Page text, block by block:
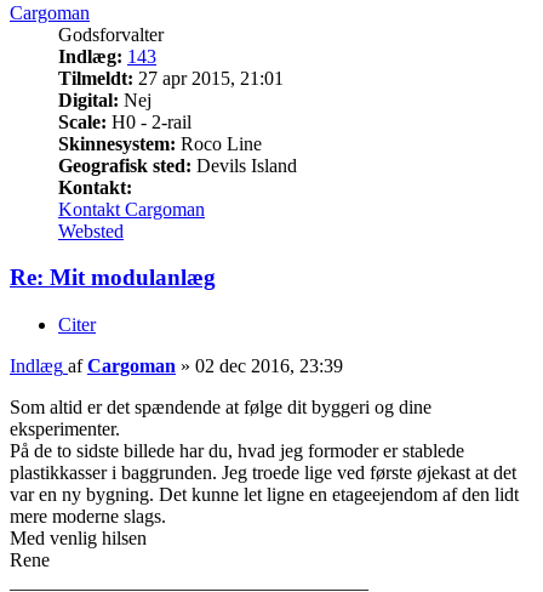
Cargoman
Godsforvalter
Indlæg: 143
Tilmeldt: 27 apr 2015, 21:01
Digital: Nej
Scale: H0 - 2-rail
Skinnesystem: Roco Line
Geografisk sted: Devils Island
Kontakt:
Kontakt Cargoman
Websted
Re: Mit modulanlæg
Citer
Indlæg afCargoman » 02 dec 2016, 23:39
Som altid er det spændende at følge dit byggeri og dine
eksperimenter.
På de to sidste billede har du, hvad jeg formoder er stablede
plastikkasser i baggrunden. Jeg troede lige ved første øjekast at det
var en ny bygning. Det kunne let ligne en etageejendom af den lidt
mere moderne slags.
Med venlig hilsen
Rene